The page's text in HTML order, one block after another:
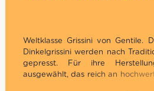
Weltklasse Grissini von Gentile.
Dinkelgrissini werden nach
gepresst. Für ihre
ausgewählt, das reich an